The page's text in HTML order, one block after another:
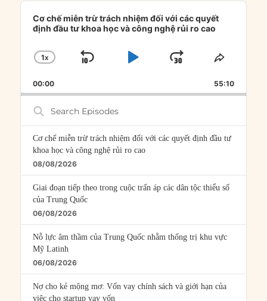
Audio
Player
Cơ chế miễn trừ trách nhiệm đối với các quyết
định đầu tư khoa học và công nghệ rủi ro cao
CHANGE
RATE
1X
SKIP
PLAYJUMP
FORWARD
SHARE
00:00 55:10
Search
Episodes
Cơ chế miễn trừ trách nhiệm đối với các quyết định đầu tư
khoa học và công nghệ rủi ro cao
08/08/2026
Giai đoạn tiếp theo trong cuộc trấn áp các dân tộc thiểu số
của Trung Quốc
06/08/2026
Nỗ lực âm thầm của Trung Quốc nhằm thống trị khu vực
Mỹ Latinh
06/08/2026
Nợ cho kẻ mộng mơ: Vốn vay chính sách và giới hạn của
việc cho startup vay vốn